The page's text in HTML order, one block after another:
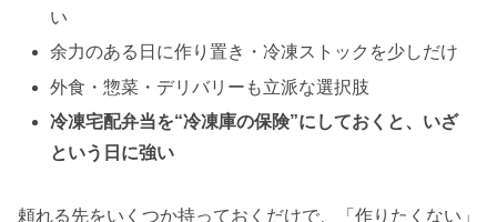
い
余力のある日に作り置き・冷凍ストックを少しだけ
外食・惣菜・デリバリーも立派な選択肢
冷凍宅配弁当を“冷凍庫の保険”にしておくと、いざ
という日に強い
頼れる先をいくつか持っておくだけで、「作りたくない」